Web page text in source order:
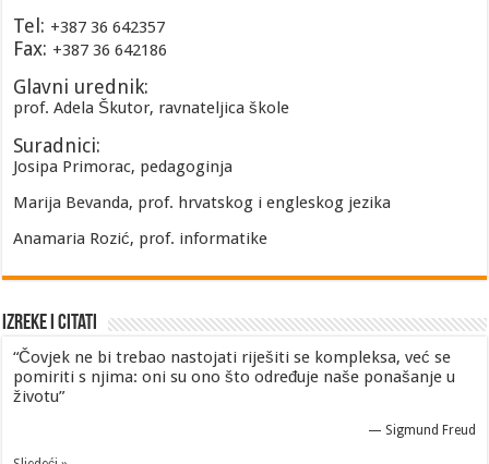
Tel: +387 36 642357
Fax: +387 36 642186
Glavni urednik:
prof. Adela Škutor, ravnateljica škole
Suradnici:
Josipa Primorac, pedagoginja
Marija Bevanda, prof. hrvatskog i engleskog jezika
Anamaria Rozić, prof. informatike
Izreke i Citati
“Čovjek ne bi trebao nastojati riješiti se kompleksa, već se
pomiriti s njima: oni su ono što određuje naše ponašanje u
životu”
— Sigmund Freud